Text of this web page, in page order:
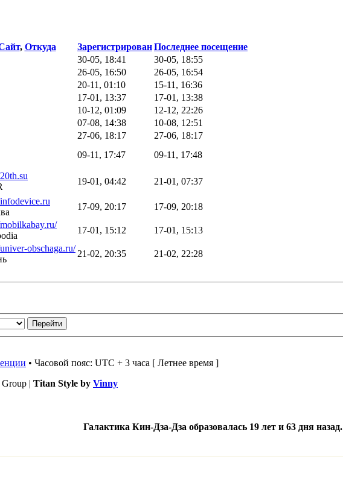
, Откуда ЗарегистрированПоследнее посещение
30-05, 18:41
30-05, 18:55
26-05, 16:50
26-05, 16:54
20-11, 01:10
15-11, 16:36
17-01, 13:37
17-01, 13:38
10-12, 01:09
12-12, 22:26
07-08, 14:38
10-08, 12:51
27-06, 18:17 27-06, 18:17
09-11, 17:47 09-11, 17:48
19-01, 04:42 21-01, 07:37
17-09, 20:17 17-09, 20:18
17-01, 15:12 17-01, 15:13
obschaga.ru/
21-02, 20:35 21-02, 22:28
• Часовой пояс: UTC + 3 часа [ Летнее время ]
| Titan Style by Vinny
Галактика Кин-Дза-Дза образовалась 19 лет и 63 дня назад.